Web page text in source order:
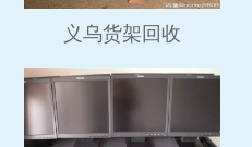
义乌货架回收